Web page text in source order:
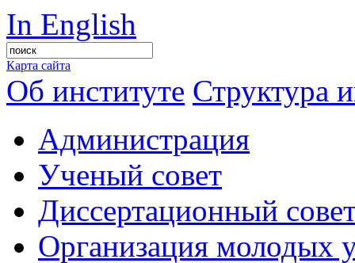
In English
Карта сайта
Об институте Структура
Администрация
Ученый совет
Диссертационный
Организация молодых